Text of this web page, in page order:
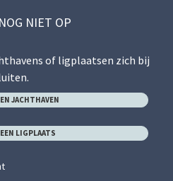
NIET OP
of ligplaatsen zich bij
JACHTHAVEN
LIGPLAATS